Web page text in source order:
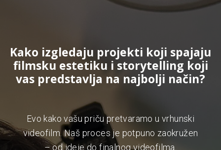
Kako izgledaju projekti koji spajaju
filmsku estetiku i storytelling koji
vas predstavlja na najbolji način?
Evo kako vašu priču pretvaramo u vrhunski
videofilm. Naš proces je potpuno zaokružen
– od ideje do finalnog videofilma.